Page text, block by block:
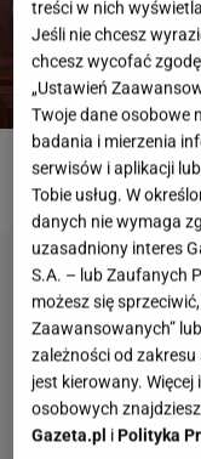
treści w nich
Jeśli nie chcesz
chcesz wycofać
„Ustawień
Twoje dane osobowe
badania i mierzenia
serwisów i aplikacji
Tobie usług. W
danych nie wymaga
uzasadniony interes
S.A. – lub Zaufanych
możesz się
Zaawansowanych”
zależności od
jest kierowany.
osobowych
Gazeta.pl iPolityka